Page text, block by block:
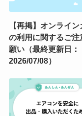
【再掲】オンライン
の利用に関するご注
願い（最終更新日：
2026/07/08）